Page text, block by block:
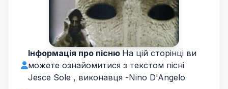
Інформація про пісню На цій сторінці ви
можете ознайомитися з текстом пісні
Jesce Sole , виконавця -Nino D'Angelo